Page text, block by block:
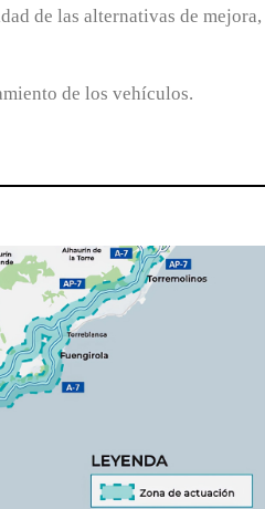
de las alternativas de mejora,
de los vehículos.